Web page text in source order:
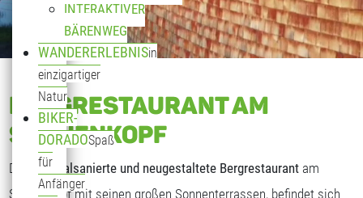
INTERAKTIVER
BÄRENWEG
WANDERERLEBNISin
einzigartiger
Natur
BIKER-
DORADOSpaß
für
Anfänger
BERGRESTAURANT AM
SONNENKOPF
Das generalsanierte und neugestaltete Bergrestaurant am
Sonnenkopf mit seinen großen Sonnenterrassen, befindet sich